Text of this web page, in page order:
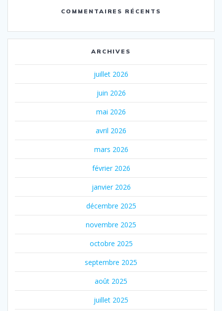
COMMENTAIRES RÉCENTS
ARCHIVES
juillet 2026
juin 2026
mai 2026
avril 2026
mars 2026
février 2026
janvier 2026
décembre 2025
novembre 2025
octobre 2025
septembre 2025
août 2025
juillet 2025